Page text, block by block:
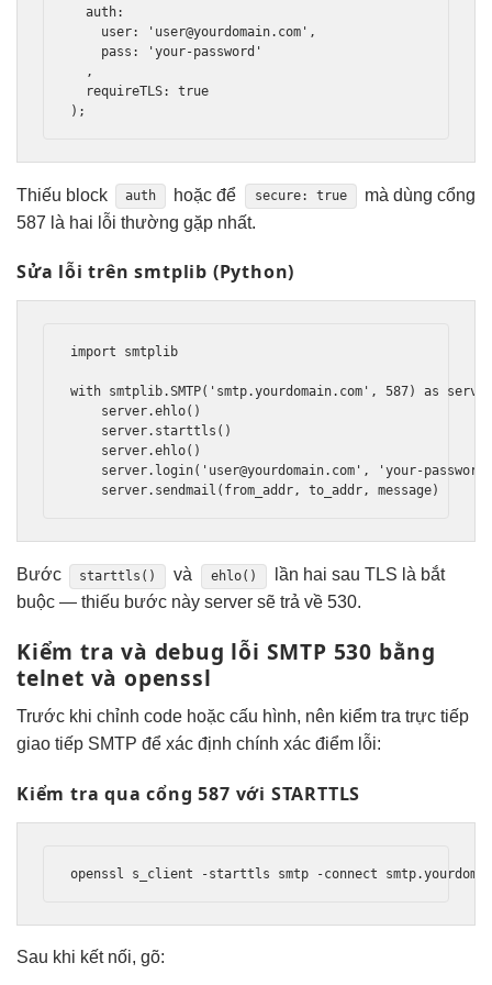
  auth:
    user: '
user@yourdomain.com ',
    pass: 'your-password'
  ,
  requireTLS: true
Thiếu block auth hoặc để secure: true
mà dùng cổng
587 là hai lỗi thường gặp nhất.
Sửa lỗi trên smtplib (Python)
import smtplib
with smtplib.SMTP('smtp.yourdomain.com', 587) as
    server.ehlo()
    server.starttls()
    server.ehlo()
    server.login('
user@yourdomain.com ', 'your-
Bước starttls() và ehlo()
lần hai sau TLS là bắt
buộc — thiếu bước này server sẽ trả về 530.
Kiểm tra và debug lỗi SMTP 530 bằng
telnet và openssl
Trước khi chỉnh code hoặc cấu hình, nên kiểm tra trực tiếp
giao tiếp SMTP để xác định chính xác điểm lỗi:
Kiểm tra qua cổng 587 với STARTTLS
Sau khi kết nối, gõ: